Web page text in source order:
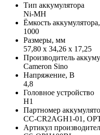
Тип аккумулятора
Ni-MH
Ёмкость
1000
Размеры, мм
57,80 x 34,26 x 17,25
Производитель
Cameron Sino
Напряжение, В
4,8
Головное устройство
H1
Партномер
CC-CR2AGH1-01,
Артикул